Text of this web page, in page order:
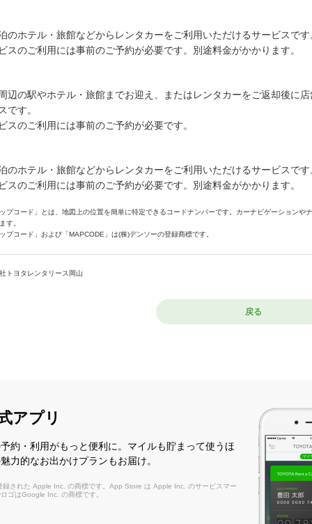
のホテル・旅館などからレンタカーをご利用いただけるサービスです
スのご利用には事前のご予約が必要です。別途料金がかかります。
辺の駅やホテル・旅館までお迎え、またはレンタカーをご返却後に
です。
スのご利用には事前のご予約が必要です。
のホテル・旅館などからレンタカーをご利用いただけるサービスです
スのご利用には事前のご予約が必要です。別途料金がかかります。
プコード」とは、地図上の位置を簡単に特定できるコードナンバーです。カーナビゲーションや
す。
プコード」および「MAPCODE」は(株)デンソーの登録商標です。
トヨタレンタリース岡山
戻る
アプリ
約・利用がもっと便利に。マイルも貯まって使うほ
力的なお出かけプランもお届け。
された Apple Inc. の商標です。App Store は Apple Inc. のサービスマー
ゴはGoogle Inc. の商標です。